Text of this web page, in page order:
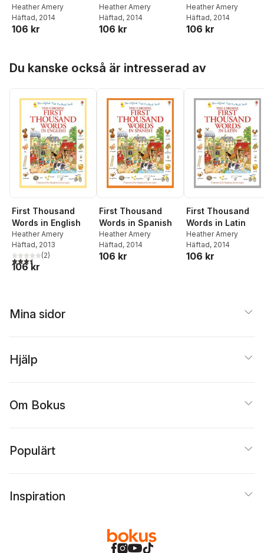
Heather Amery
Häftad, 2014
106 kr
Heather Amery
Häftad, 2014
106 kr
Heather Amery
Häftad, 2014
106 kr
Du kanske också är intresserad av
First Thousand
Words in English
Heather Amery
Häftad, 2013
3,5utav 5 stjärnor. Totalt antal röster:
(2)
106 kr
First Thousand
Words in Spanish
Heather Amery
Häftad, 2014
106 kr
First Thousand
Words in Latin
Heather Amery
Häftad, 2014
106 kr
Mina sidor
Hjälp
Om Bokus
Populärt
Inspiration